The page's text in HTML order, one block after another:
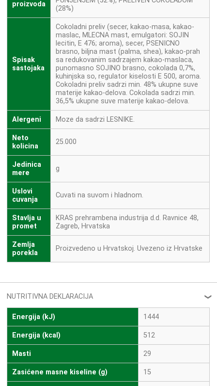
proizvoda
(28%)
Spisak
sastojaka
Cokoladni preliv (secer, kakao-masa, kakao-
maslac, MLECNA mast, emulgatori: SOJIN
lecitin, E 476; aroma), secer, PSENICNO
brasno, biljna mast (palma, shea), kakao-prah
sa redukovanim sadrzajem kakao-maslaca,
punomasno SOJINO brasno, cokolada 0,7%,
kuhinjska so, regulator kiselosti E 500, aroma.
Cokoladni preliv sadrzi min. 48% ukupne suve
materije kakao-delova. Cokolada sadrzi min.
36,5% ukupne suve materije kakao-delova.
Alergeni Moze da sadrzi LESNIKE.
Neto
kolicina
25.000
Jedinica
mere
g
Uslovi
cuvanja
Cuvati na suvom i hladnom.
Stavlja u
promet
KRAS prehrambena industrija d.d. Ravnice 48,
Zagreb, Hrvatska
Zemlja
porekla
Proizvedeno u Hrvatskoj. Uvezeno iz Hrvatske
NUTRITIVNA DEKLARACIJA ❮
Energija (kJ) 1444
Energija (kcal) 512
Masti 29
Zasićene masne kiseline (g) 15